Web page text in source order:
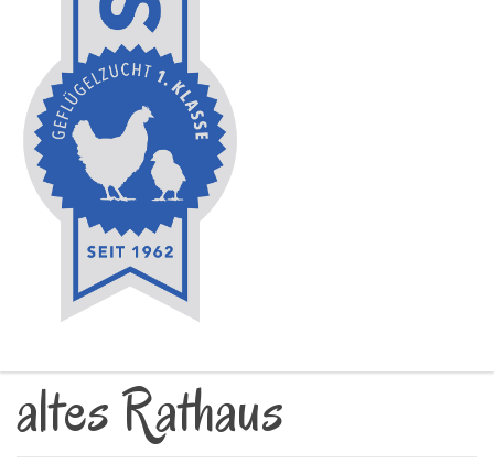
altes Rathaus